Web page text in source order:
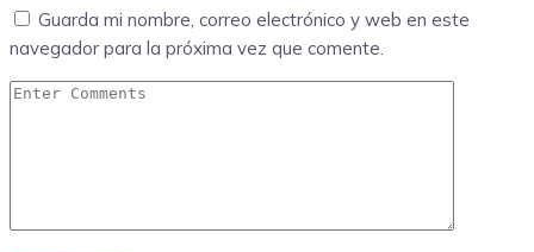
Guarda mi nombre, correo electrónico y web en este
navegador para la próxima vez que comente.